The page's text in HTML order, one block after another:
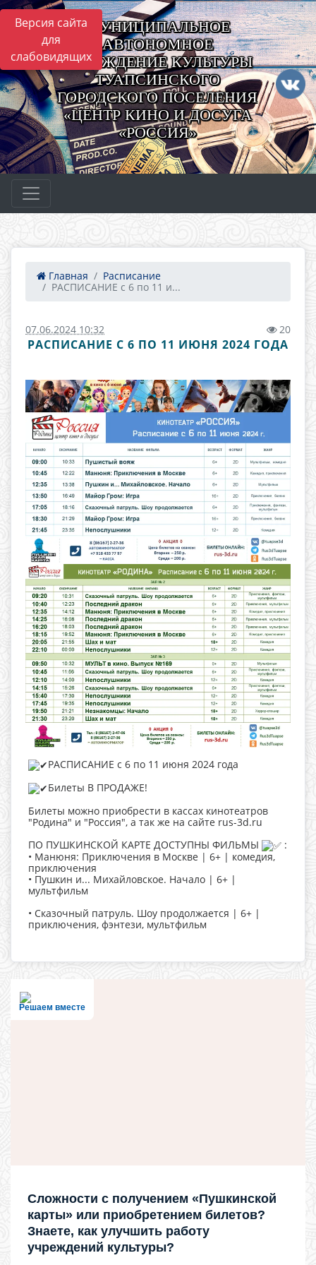
Версия сайта
для
слабовидящих
МУНИЦИПАЛЬНОЕ
АВТОНОМНОЕ
УЧРЕЖДЕНИЕ КУЛЬТУРЫ
ТУАПСИНСКОГО
ГОРОДСКОГО ПОСЕЛЕНИЯ
«ЦЕНТР КИНО И ДОСУГА
«РОССИЯ»
Главная
Расписание
РАСПИСАНИЕ с 6 по 11 и...
07.06.2024 10:32 20
РАСПИСАНИЕ С 6 ПО 11 ИЮНЯ 2024 ГОДА
РАСПИСАНИЕ с 6 по 11 июня 2024 года
Билеты В ПРОДАЖЕ!
Билеты можно приобрести в кассах кинотеатров
"Родина" и "Россия", а так же на сайте rus-3d.ru
ПО ПУШКИНСКОЙ КАРТЕ ДОСТУПНЫ ФИЛЬМЫ
:
• Манюня: Приключения в Москве | 6+ | комедия,
приключения
• Пушкин и... Михайловское. Начало | 6+ |
мультфильм
• Сказочный патруль. Шоу продолжается | 6+ |
приключения, фэнтези, мультфильм
Решаем вместе
Сложности с получением «Пушкинской
карты» или приобретением билетов?
Знаете, как улучшить работу
учреждений культуры?